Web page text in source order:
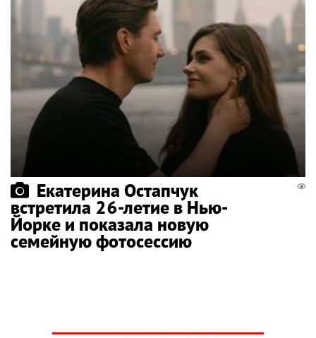
Екатерина Остапчук
встретила 26-летие в Нью-
Йорке и показала новую
семейную фотосессию